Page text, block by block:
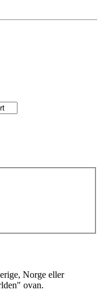
Norge eller
ovan.